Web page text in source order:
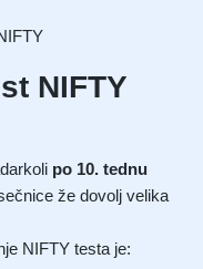
NIFTY
po 10. tednu
že dovolj velika
NIFTY testa je: